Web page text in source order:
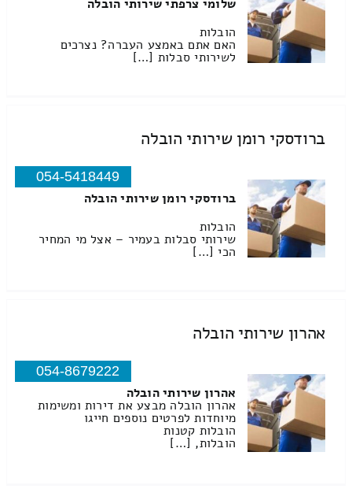
שלומי צרפתי שירותי הובלה
הובלות
האם אתם באמצע העברה? נצרכים
לשירותי סבלות […]
ברודסקי רומן שירותי הובלה
054-5418449
ברודסקי רומן שירותי הובלה
הובלות
שירותי סבלות בעמיר – אצל מי המחיר
הכי […]
אהרון שירותי הובלה
054-8679222
אהרון שירותי הובלה
אהרון הובלה מבצע את דירות ומשימות
מיוחדות לפרטים נוספים חייגו
הובלות קטנות
הובלות, […]